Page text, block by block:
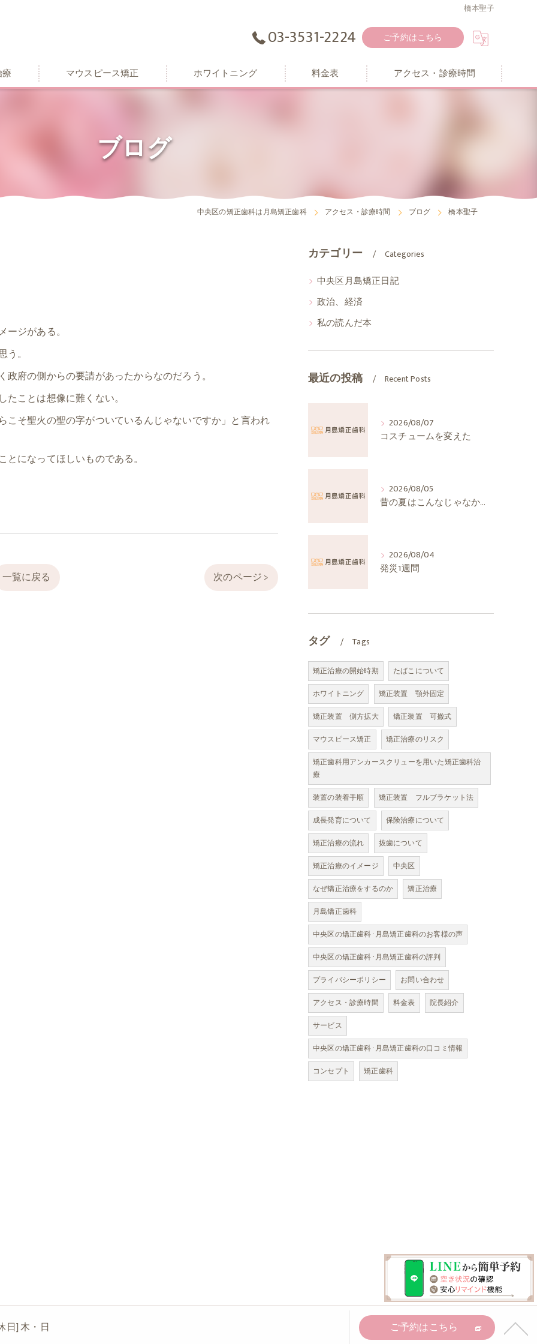
橋本聖子
03-3531-2224 ご予約はこちら
マウスピース矯正 ホワイトニング 料金表 アクセス・診療時間
ブログ
中央区の矯正歯科は月島矯正歯科 アクセス・診療時間 ブログ 橋本聖子
ジがある。
。
府の側からの要請があったからなのだろう。
ことは想像に難くない。
そ聖火の聖の字がついているんじゃないですか」と言われ
になってほしいものである。
一覧に戻る 次のページ >
カテゴリー Categories
中央区月島矯正日記
政治、経済
私の読んだ本
最近の投稿 Recent Posts
2026/08/07
コスチュームを変えた
2026/08/05
昔の夏はこんなじゃなかったか
2026/08/04
発災1週間
タグ Tags
矯正治療の開始時期
たばこについて
ホワイトニング
矯正装置 顎外固定
矯正装置 側方拡大
矯正装置 可撤式
マウスピース矯正
矯正治療のリスク
矯正歯科用アンカースクリューを用いた矯正歯科治
療
装置の装着手順
矯正装置 フルブラケット法
成長発育について
保険治療について
矯正治療の流れ
抜歯について
矯正治療のイメージ
中央区
なぜ矯正治療をするのか
矯正治療
月島矯正歯科
中央区の矯正歯科･月島矯正歯科のお客様の声
中央区の矯正歯科･月島矯正歯科の評判
プライバシーポリシー
お問い合わせ
アクセス・診療時間
料金表
院長紹介
サービス
中央区の矯正歯科･月島矯正歯科の口コミ情報
コンセプト
矯正歯科
日] 木・日 ご予約はこちら